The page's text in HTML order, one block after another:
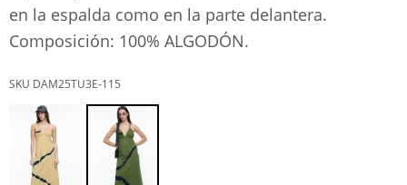
en la espalda como en la parte delantera.
Composición: 100% ALGODÓN.
DAM25TU3E-115